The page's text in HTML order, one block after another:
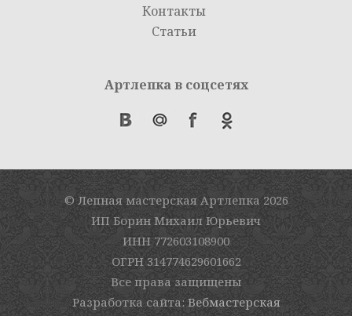
Контакты
Статьи
Артлепка в соцсетях
© Лепная мастерская Артлепка 2026
ИП Борин Михаил Юрьевич
ИНН 772603108900
ОГРН 314774629601662
Все права защищены
Разработка сайта: Вебмастерская